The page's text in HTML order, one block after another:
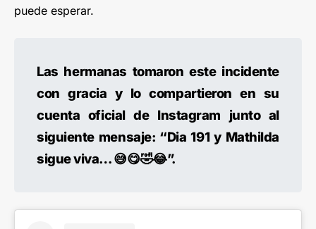
puede esperar.
Las hermanas tomaron este incidente
con gracia y lo compartieron en su
cuenta oficial de Instagram junto al
siguiente mensaje: “Dia 191 y Mathilda
sigue viva… 😅😋🤣😂”.